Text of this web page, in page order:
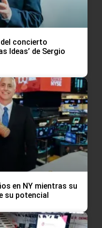
concierto
Ideas’ de Sergio
en NY mientras su
su potencial